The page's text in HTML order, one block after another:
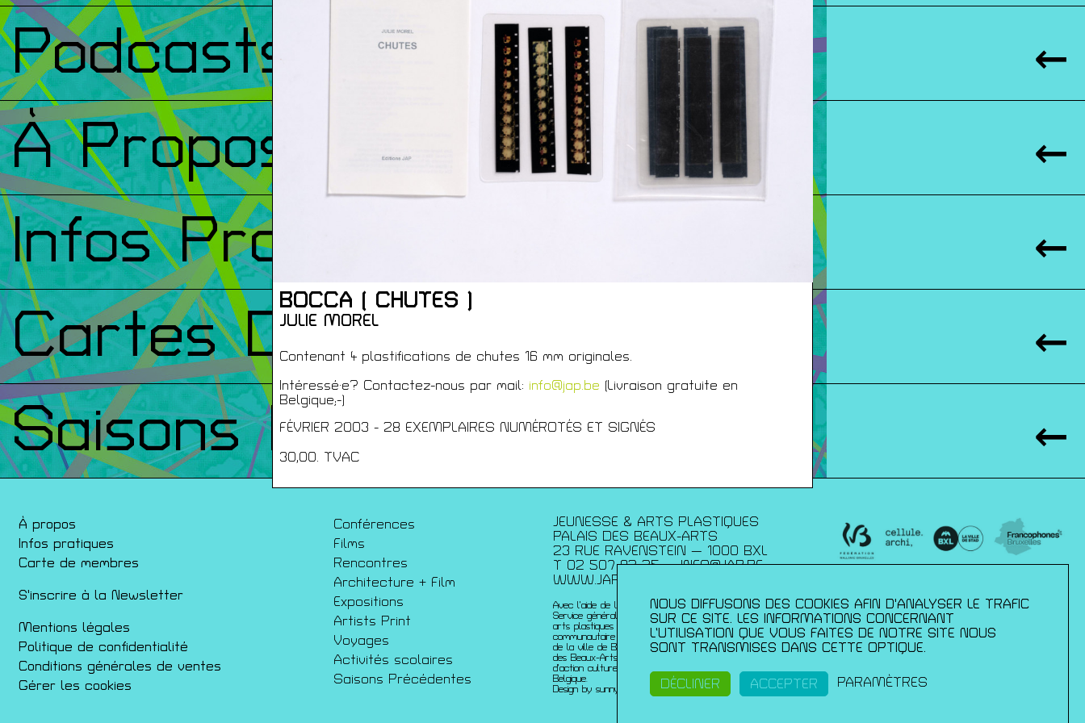
BOCCA ( CHUTES )
JULIE MOREL
Contenant 4 plastifications de chutes 16 mm originales.
Intéressé·e? Contactez-nous par mail: info@jap.be (Livraison gratuite en
Belgique;-)
FÉVRIER 2003 - 28 EXEMPLAIRES NUMÉROTÉS ET SIGNÉS
30,00. TVAC
Podcasts
À Propos
Infos Pratiques
Cartes De Membre
Saisons Précédentes
À propos
Infos pratiques
Carte de membres
S'inscrire à la Newsletter
Mentions légales
Politique de confidentialité
Conditions générales de ventes
Gérer les cookies
Conférences
Films
Rencontres
Architecture + Film
Expositions
Artists Print
Voyages
Activités scolaires
Saisons Précédentes
JEUNESSE & ARTS PLASTIQUES
PALAIS DES BEAUX-ARTS
23 RUE RAVENSTEIN — 1000 BXL
T 02 507 82 25 —INFO@JAP.BE
WWW.JAP.BE
Avec l’aide de la Fédération Wallonie-Bruxelles :
Service généralde la création artistique – direction des
arts plastiques contemporains ; de la Commission
communautaire française ; de l’échevinat de la culture
de la ville de Bruxelles ; de urban brussels ;du Palais
des Beaux-Arts et du du Service de coopération et
d’action culturelle de l’ambassade de France en
Belgique.
Design by sunny-side-up.
NOUS DIFFUSONS DES COOKIES AFIN D'ANALYSER LE TRAFIC
SUR CE SITE. LES INFORMATIONS CONCERNANT
L’UTILISATION QUE VOUS FAITES DE NOTRE SITE NOUS
SONT TRANSMISES DANS CETTE OPTIQUE.
DÉCLINER ACCEPTER PARAMÈTRES